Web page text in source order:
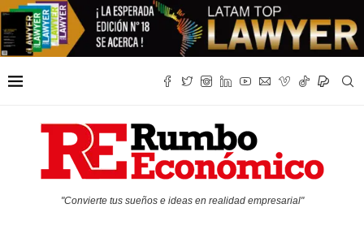
"Convierte tus sueños e ideas en realidad empresarial"